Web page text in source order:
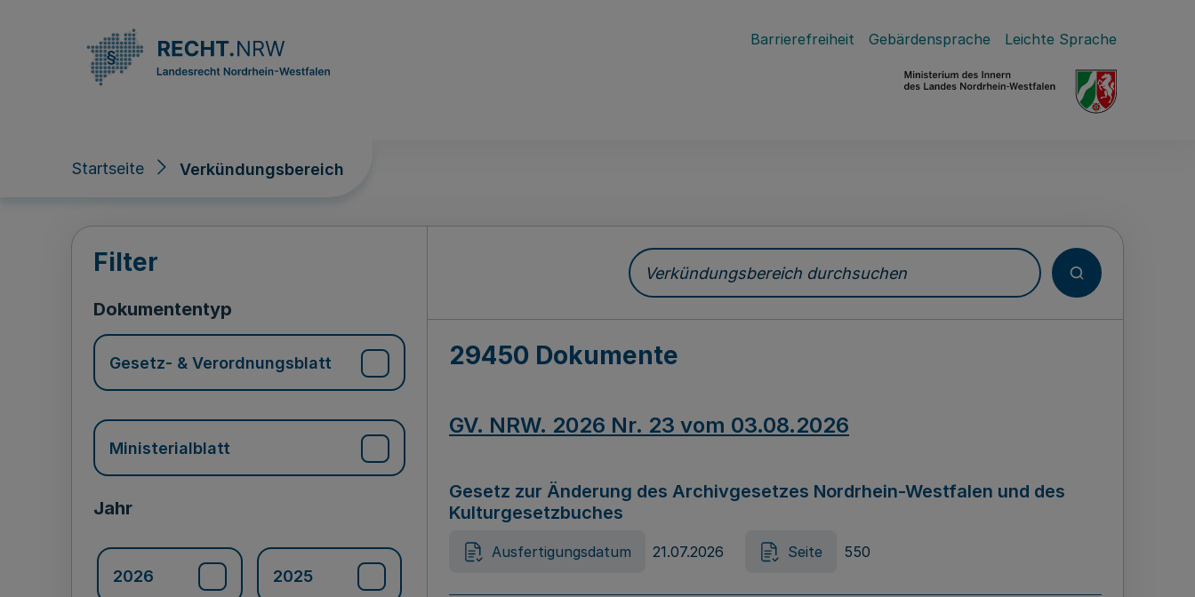
Barrierefreiheit Gebärdensprache Leichte Sprache
Startseite Verkündungsbereich
Verkündungsbereich
Filter
Dokumententyp
Gesetz- & Verordnungsblatt
Ministerialblatt
Jahr
2026 2025
Verkündungsbereich durchsuchen
29450 Dokumente
GV. NRW. 2026 Nr. 23 vom 03.08.2026
Gesetz zur Änderung des Archivgesetzes Nordrhein-Westfalen und des
Kulturgesetzbuches
Ausfertigungsdatum 21.07.2026 Seite 550